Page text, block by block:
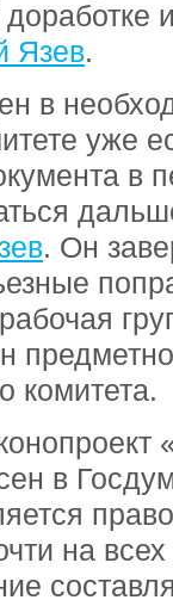
Язев.
в
уже
в
. Он
комитета.
в
на